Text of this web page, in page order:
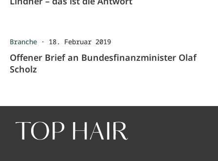
Branche · 18. Februar 2019
Offener Brief an Bundesfinanzminister Olaf
Scholz